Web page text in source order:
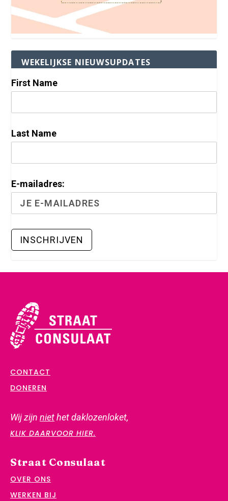
WEKELIJKSE NIEUWSUPDATES
First Name
Last Name
E-mailadres:
CONTACT
DONEREN
Wij zijn niethet daklozenloket,
KLIK DAARVOOR HIER.
Straat Consulaat
OVER ONS
WERKEN BIJ